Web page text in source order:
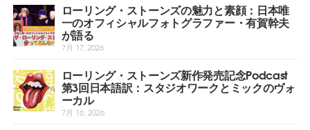
ローリング・ストーンズの魅力と素顔：日本唯
一のオフィシャルフォトグラファー・有賀幹夫
が語る
7月 17, 2026
ローリング・ストーンズ新作発売記念Podcast
第3回日本語訳：スタジオワークとミックのヴォ
ーカル
7月 16, 2026